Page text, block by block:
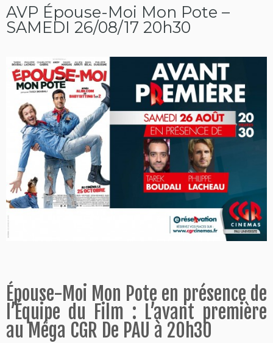
AVP Épouse-Moi Mon Pote –
SAMEDI 26/08/17 20h30
Épouse-Moi Mon Pote en présence de
l’Équipe du Film : L’avant première
au Méga CGR De PAU à 20h30